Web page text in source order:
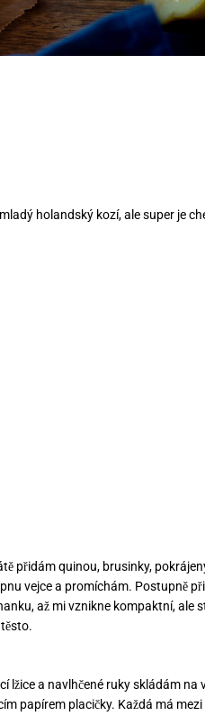
holandský kozí, ale super je
přidám quinou, brusinky,
vejce a promíchám. Postupně
až mi vznikne kompaktní, ale
těsto.
lžice a navlhčené ruky skládám na
papírem placičky. Každá má